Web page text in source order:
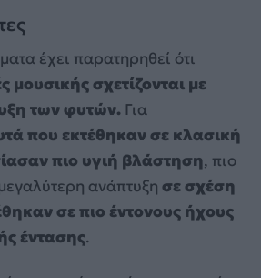
έχει παρατηρηθεί ότι
μουσικής σχετίζονται με
των φυτών. Για
που εκτέθηκαν σε κλασική
πιο υγιή βλάστηση, πιο
ανάπτυξη σε σχέση
σε πιο έντονους ήχους
έντασης.